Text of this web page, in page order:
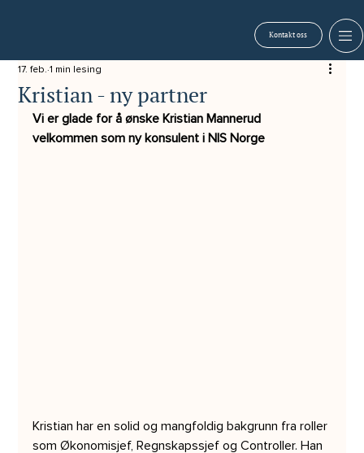
Kontakt oss
Kristian - ny partner
17. feb. 1 min lesing
Vi er glade for å ønske Kristian Mannerud
velkommen som ny konsulent i NIS Norge
Kristian har en solid og mangfoldig bakgrunn fra roller
som Økonomisjef, Regnskapssjef og Controller. Han